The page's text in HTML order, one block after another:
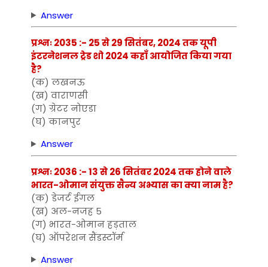
Answer
प्रश्नः 2035 :- 25 से 29 सितंबर, 2024 तक यूपी
इंटरनेशनल ट्रेड शो 2024 कहाँ आयोजित किया गया
है?
(क) लखनऊ
(ख) वाराणसी
(ग) ग्रेटर नोएडा
(घ) कानपुर
Answer
प्रश्नः 2036 :- 13 से 26 सितंबर 2024 तक होने वाले
भारत-ओमान संयुक्त सैन्य अभ्यास का क्या नाम है?
(क) डेजर्ट ईगल
(ख) अल-नजह 5
(ग) भारत-ओमान हड़ताल
(घ) ऑपरेशन सैंडस्टॉर्म
Answer